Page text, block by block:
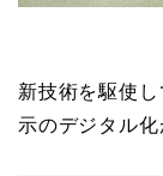
新技術を駆使
示のデジタル化